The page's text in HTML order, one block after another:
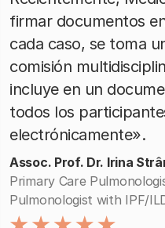
firmar documentos
cada caso, se toma
comisión
incluye en un
todos los
electrónicamente».
Assoc. Prof. Dr. Irina
Primary Care
Pulmonologist with IPF/